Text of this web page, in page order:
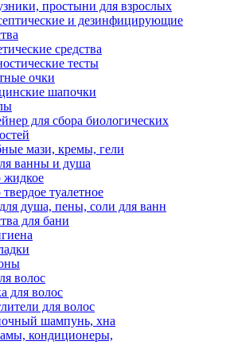
простыни для взрослых
и дезинфицирующие
средства
тесты
очки
шапочки
для сбора биологических
мази, кремы, гели
ванны и душа
туалетное
душа, пены, соли для ванн
для бани
волос
для волос
для волос
шампунь, хна
кондиционеры,